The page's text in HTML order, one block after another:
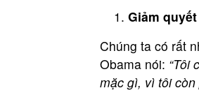
Giảm
Chúng ta có rất
Obama nói: “Tôi
mặc gì, vì tôi còn